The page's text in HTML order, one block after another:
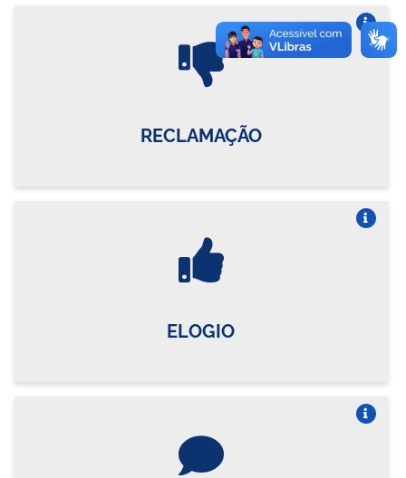
RECLAMAÇÃO
Vire o card
ELOGIO